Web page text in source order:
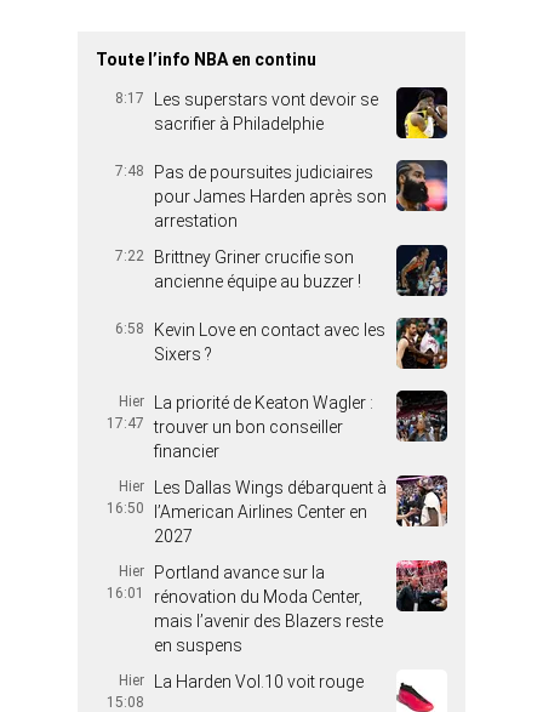
Toute l’info NBA en continu
8:17
Les superstars vont devoir se
sacrifier à Philadelphie
7:48
Pas de poursuites judiciaires
pour James Harden après son
arrestation
7:22
Brittney Griner crucifie son
ancienne équipe au buzzer !
6:58
Kevin Love en contact avec les
Sixers ?
Hier
17:47
La priorité de Keaton Wagler :
trouver un bon conseiller
financier
Hier
16:50
Les Dallas Wings débarquent à
l’American Airlines Center en
2027
Hier
16:01
Portland avance sur la
rénovation du Moda Center,
mais l’avenir des Blazers reste
en suspens
Hier
15:08
La Harden Vol.10 voit rouge